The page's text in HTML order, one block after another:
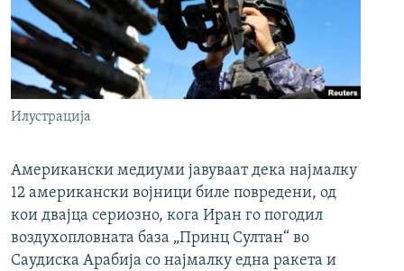
Илустрација
Американски медиуми јавуваат дека најмалку
12 американски војници биле повредени, од
кои двајца сериозно, кога Иран го погодил
воздухопловната база „Принц Султан“ во
Саудиска Арабија со најмалку една ракета и